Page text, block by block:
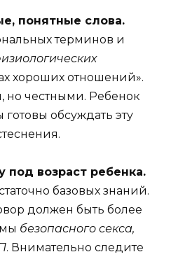
понятные слова.
терминов и
хороших отношений».
но честными. Ребенок
обсуждать эту
под возраст ребенка.
базовых знаний.
должен быть более
безопасного секса,
. Внимательно следите